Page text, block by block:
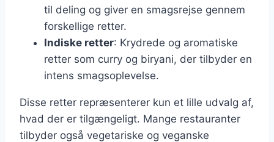
til deling og giver en smagsrejse gennem
forskellige retter.
Indiske retter: Krydrede og aromatiske
retter som curry og biryani, der tilbyder en
intens smagsoplevelse.
Disse retter repræsenterer kun et lille udvalg af,
hvad der er tilgængeligt. Mange restauranter
tilbyder også vegetariske og veganske